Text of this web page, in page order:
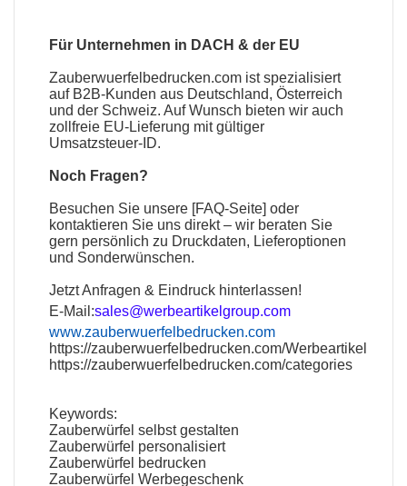
Für Unternehmen in DACH & der EU
Zauberwuerfelbedrucken.com ist spezialisiert
auf B2B-Kunden aus Deutschland, Österreich
und der Schweiz. Auf Wunsch bieten wir auch
zollfreie EU-Lieferung mit gültiger
Umsatzsteuer-ID.
Noch Fragen?
Besuchen Sie unsere [FAQ-Seite] oder
kontaktieren Sie uns direkt – wir beraten Sie
gern persönlich zu Druckdaten, Lieferoptionen
und Sonderwünschen.
Jetzt Anfragen & Eindruck hinterlassen!
E-Mail:sales@werbeartikelgroup.com
www.zauberwuerfelbedrucken.com
https://zauberwuerfelbedrucken.com/Werbeartikel
https://zauberwuerfelbedrucken.com/categories
Keywords:
Zauberwürfel selbst gestalten
Zauberwürfel personalisiert
Zauberwürfel bedrucken
Zauberwürfel Werbegeschenk